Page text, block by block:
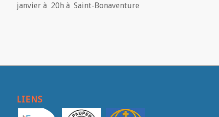
janvier à 20h à Saint-Bonaventure
LIENS